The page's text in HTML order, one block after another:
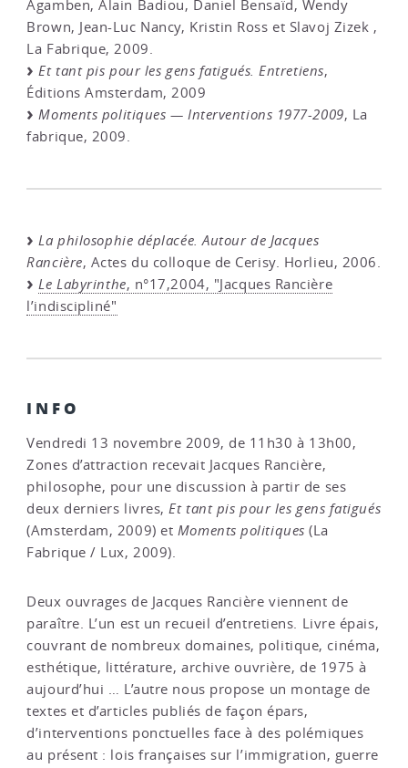
Agamben, Alain Badiou, Daniel Bensaïd, Wendy
Brown, Jean-Luc Nancy, Kristin Ross et Slavoj Zizek ,
La Fabrique, 2009.
Et tant pis pour les gens fatigués. Entretiens,
Éditions Amsterdam, 2009
Moments politiques — Interventions 1977-2009, La
fabrique, 2009.
La philosophie déplacée. Autour de Jacques
Rancière, Actes du colloque de Cerisy. Horlieu, 2006.
Le Labyrinthe, n°17,2004, "Jacques Rancière
l’indiscipliné"
INFO
Vendredi 13 novembre 2009, de 11h30 à 13h00,
Zones d’attraction recevait Jacques Rancière,
philosophe, pour une discussion à partir de ses
deux derniers livres,Et tant pis pour les gens fatigués
(Amsterdam, 2009) et Moments politiques (La
Fabrique / Lux, 2009).
Deux ouvrages de Jacques Rancière viennent de
paraître. L’un est un recueil d’entretiens. Livre épais,
couvrant de nombreux domaines, politique, cinéma,
esthétique, littérature, archive ouvrière, de 1975 à
aujourd’hui … L’autre nous propose un montage de
textes et d’articles publiés de façon épars,
d’interventions ponctuelles face à des polémiques
au présent : lois françaises sur l’immigration, guerre